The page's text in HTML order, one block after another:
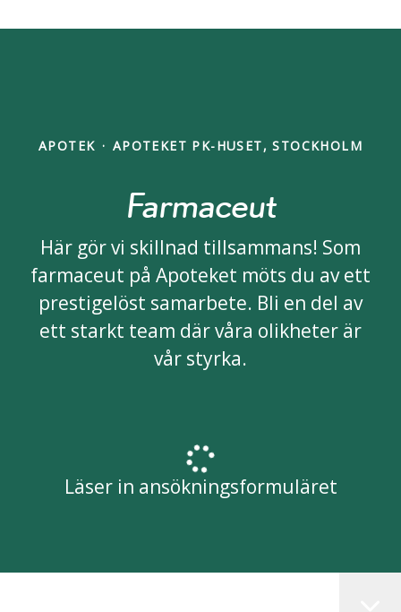
APOTEK · APOTEKET PK-HUSET, STOCKHOLM
Farmaceut
Här gör vi skillnad tillsammans! Som
farmaceut på Apoteket möts du av ett
prestigelöst samarbete. Bli en del av
ett starkt team där våra olikheter är
vår styrka.
Läser in ansökningsformuläret